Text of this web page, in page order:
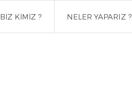
BİZ KİMİZ ? NELER YAPARIZ ?